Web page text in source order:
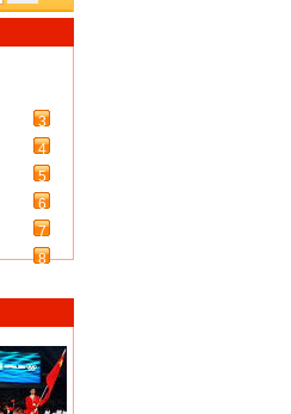
3
4
5
6
7
8